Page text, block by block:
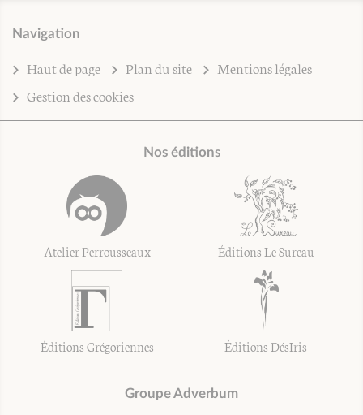
Navigation
Haut de page Plan du site
Mentions légales
Gestion des cookies
Nos éditions
Atelier Perrousseaux Éditions Le Sureau
Éditions Grégoriennes Éditions DésIris
Groupe Adverbum